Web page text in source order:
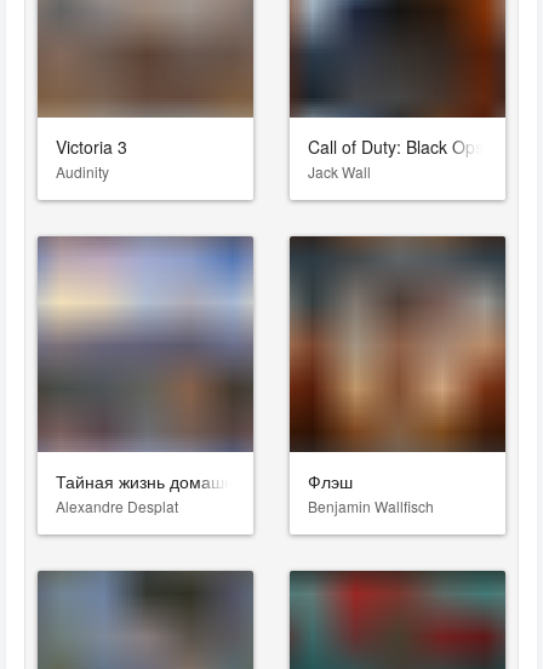
Victoria 3
Audinity
Call of Duty: Black Ops 7
Jack Wall
Тайная жизнь домашних животных
Alexandre Desplat
Флэш
Benjamin Wallfisch